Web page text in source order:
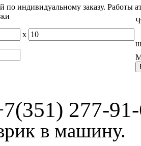
индивидуальному заказу. Работы
x
277-
в машину.